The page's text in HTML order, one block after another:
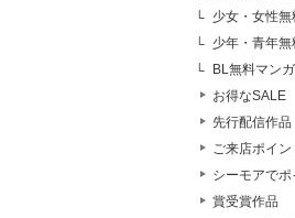
少女・女性
少年・青年
BL無料マンガ
お得なSALE
先行配信作品
ご来店ポイ
シーモアでポ
賞受賞作品